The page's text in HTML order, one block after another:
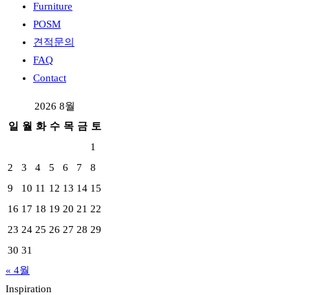
Furniture
POSM
견적문의
FAQ
Contact
2026 8월
일 월 화 수 목 금 토
1
2
3 4 5 6 7
8
9
10 11 12 13 14 15
16 17 18 19 20 21 22
23 24 25 26 27 28 29
30 31
« 4월
Inspiration